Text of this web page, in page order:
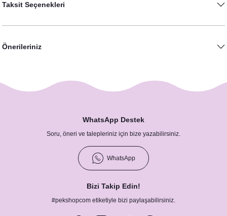
Bordo - Gold Konsept Kavanoz Hediyelik
Taksit Seçenekleri
Önerileriniz
WhatsApp Destek
Soru, öneri ve talepleriniz için bize yazabilirsiniz.
WhatsApp
Bizi Takip Edin!
#pekshopcom etiketiyle bizi paylaşabilirsiniz.